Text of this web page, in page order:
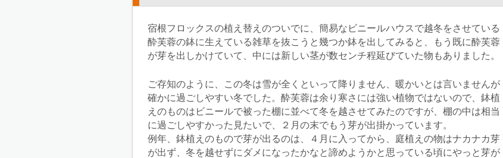
宿根フロックスの植え替えのついでに、簡易なビニールハウスで越冬をさせている
酔芙蓉の鉢に生えている雑草を抜こうと幾つか鉢を出してみると、もう既に酔芙蓉
が芽を出しかけていて、中には新しい茎が数センチ程延びていた物もありました。
ご存知のように、この冬は雪が全くといって降りません、暖かいとは言いませんが
確かに過ごしやすい冬でした。酔芙蓉は余り寒さには強い植物ではないので、鉢植
えのものはビニールで被った棚に並べて冬を越させてみたのですが、棚の中は相当
に過ごしやすかった見たいで、２月の末でもう芽が出掛かっています。
例年、鉢植えのもので芽が出るのは、４月に入ってから、庭植えの物はナカナカ芽
が出ず、冬を越せずにダメになったかなと諦めようかと思っている頃にやっと芽が